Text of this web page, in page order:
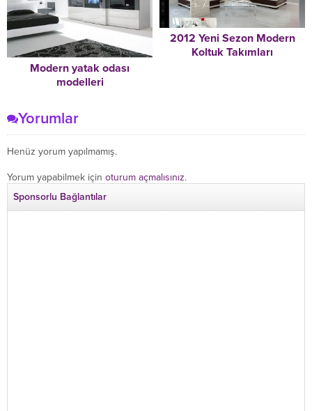
Modern yatak odası
modelleri
2012 Yeni Sezon Modern
Koltuk Takımları
Yorumlar
Henüz yorum yapılmamış.
Yorum yapabilmek için oturum açmalısınız.
Sponsorlu Bağlantılar